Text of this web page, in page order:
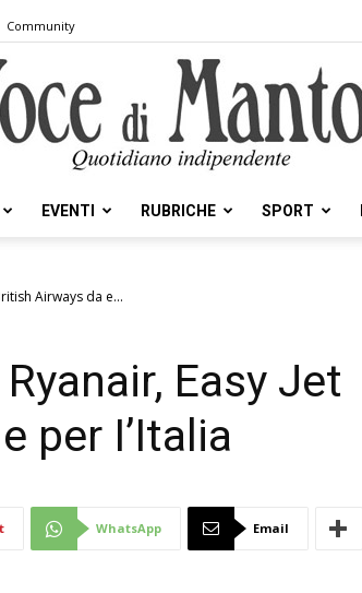
Community
Voce
EVENTI RUBRICHE SPORT
Airways da e...
Easy Jet
per I’Italia
WhatsApp Email